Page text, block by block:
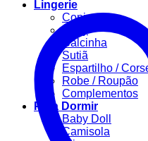
Lingerie
Conjuntos
Body
Calcinha
Sutiã
Espartilho /
Robe / Roupão
Complementos
Para Dormir
Baby Doll
Camisola